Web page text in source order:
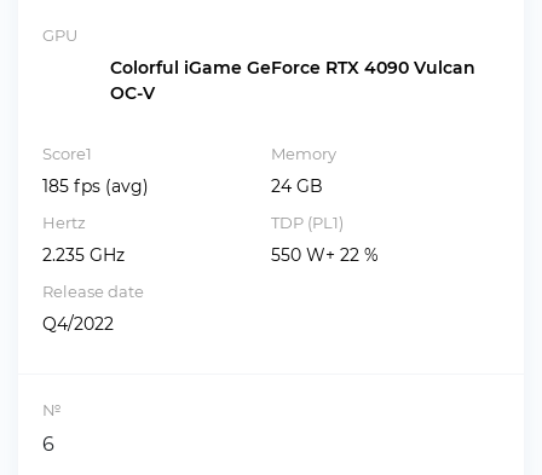
GPU
Colorful iGame GeForce RTX 4090 Vulcan
OC-V
Score1
185 fps (avg)
Memory
24 GB
Hertz
2.235 GHz
TDP (PL1)
550 W+ 22 %
Release date
Q4/2022
№
6